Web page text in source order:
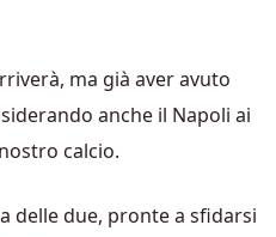
ma già aver avuto
anche il Napoli ai
calcio.
delle due, pronte a sfidarsi